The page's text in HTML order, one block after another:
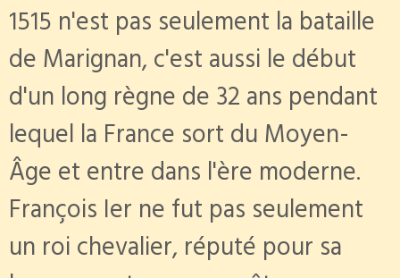
1515 n'est pas seulement la bataille
de Marignan, c'est aussi le début
d'un long règne de 32 ans pendant
lequel la France sort du Moyen-
Âge et entre dans l'ère moderne.
François Ier ne fut pas seulement
un roi chevalier, réputé pour sa